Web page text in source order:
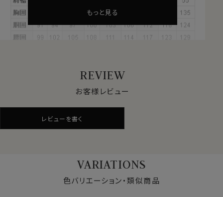
天然の油脂分を豊富に含むため、格別な柔らかさとしな
やかな風合いを実現します。
上質で細かな糸が作れるため、高級感あふれる衣料に最
伝統と技術が織りなす贅沢な質感がペルヴィアンピマの
●形態安定加工
素材感・風合い・見栄えの良いことが特徴である綿
プレミアムコットン使用の綿100％に特殊な形態
安定加工を施すことにより、ポリエステル混の形態安定シ
ャツに近い防しわ性を実現しました
もっと見る
REVIEW
お客様レビュー
レビューを書く
VARIATIONS
色バリエーション・類似商品